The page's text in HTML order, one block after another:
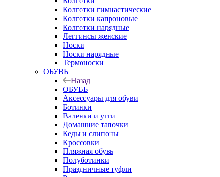
Колготки гимнастические
Колготки капроновые
Колготки нарядные
Леггинсы женские
Носки
Носки нарядные
Термоноски
ОБУВЬ
Назад
ОБУВЬ
Аксессуары для обуви
Ботинки
Валенки и угги
Домашние тапочки
Кеды и слипоны
Кроссовки
Пляжная обувь
Полуботинки
Праздничные туфли